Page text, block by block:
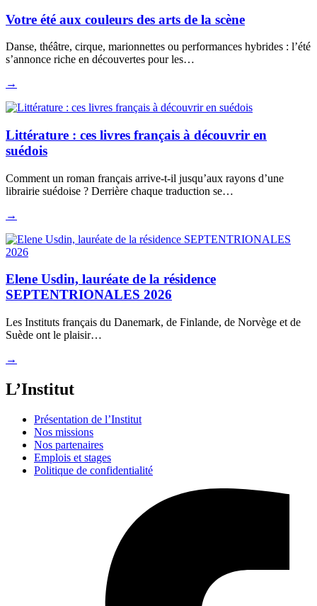
Votre été aux couleurs des arts de la scène
Danse, théâtre, cirque, marionnettes ou performances hybrides : l’été
s’annonce riche en découvertes pour les…
→
Littérature : ces livres français à découvrir en
suédois
Comment un roman français arrive-t-il jusqu’aux rayons d’une
librairie suédoise ? Derrière chaque traduction se…
→
Elene Usdin, lauréate de la résidence
SEPTENTRIONALES 2026
Les Instituts français du Danemark, de Finlande, de Norvège et de
Suède ont le plaisir…
→
L’Institut
Présentation de l’Institut
Nos missions
Nos partenaires
Emplois et stages
Politique de confidentialité